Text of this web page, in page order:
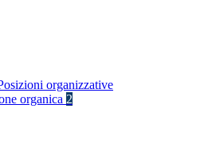
organizzative
organica 2